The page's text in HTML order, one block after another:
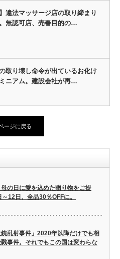
】違法マッサージ店の取り締まり
無認可店、売春目的の…
取り壊し命令が出ているお化け
ニアム。建設会社が再…
ージに戻る
の日に愛を込めた贈り物をご提
12日、全品30％OFFに。
銃乱射事件」2020年以降だけでも相
事件。それでもこの国は変わらな